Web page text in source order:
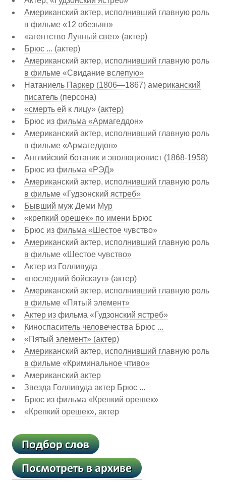
Американский актер, исполнивший главную роль
в фильме «12 обезьян»
«агентство Лунный свет» (актер)
Брюс ... (актер)
Американский актер, исполнивший главную роль
в фильме «Свидание вслепую»
Натаниель Паркер (1806—1867) американский
писатель (персона)
«смерть ей к лицу» (актер)
Брюс из фильма «Армагеддон»
Американский актер, исполнивший главную роль
в фильме «Армагеддон»
Английский ботаник и эволюционист (1868-1958)
Брюс из фильма «РЭД»
Американский актер, исполнивший главную роль
в фильме «Гудзонский ястреб»
Бывший муж Деми Мур
«крепкий орешек» по имени Брюс
Брюс из фильма «Шестое чувство»
Американский актер, исполнивший главную роль
в фильме «Шестое чувство»
Актер из Голливуда
«последний бойскаут» (актер)
Американский актер, исполнивший главную роль
в фильме «Пятый элемент»
Актер из фильма «Гудзонский ястреб»
Киноспаситель человечества Брюс ...
«Пятый элемент» (актер)
Американский актер, исполнивший главную роль
в фильме «Криминальное чтиво»
Американский актер
Звезда Голливуда актер Брюс ...
Брюс из фильма «Крепкий орешек»
«Крепкий орешек», актер